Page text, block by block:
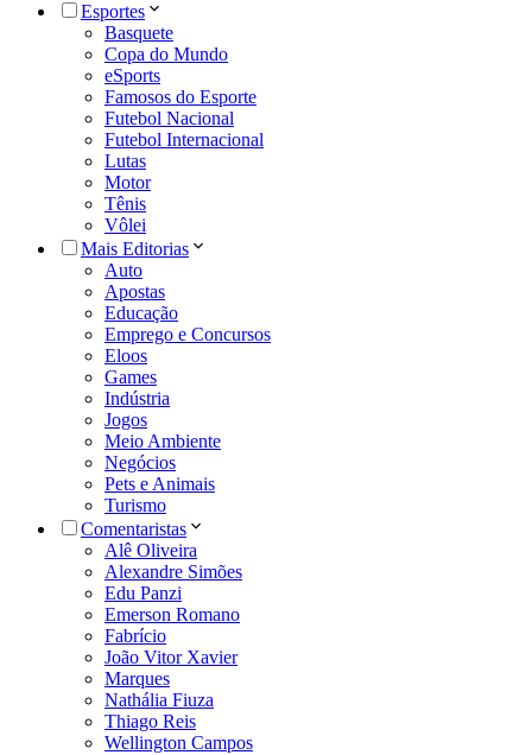
Esportes
Basquete
Copa do Mundo
eSports
Famosos do Esporte
Futebol Nacional
Futebol Internacional
Lutas
Motor
Tênis
Vôlei
Mais Editorias
Auto
Apostas
Educação
Emprego e Concursos
Eloos
Games
Indústria
Jogos
Meio Ambiente
Negócios
Pets e Animais
Turismo
Comentaristas
Alê Oliveira
Alexandre Simões
Edu Panzi
Emerson Romano
Fabrício
João Vitor Xavier
Marques
Nathália Fiuza
Thiago Reis
Wellington Campos